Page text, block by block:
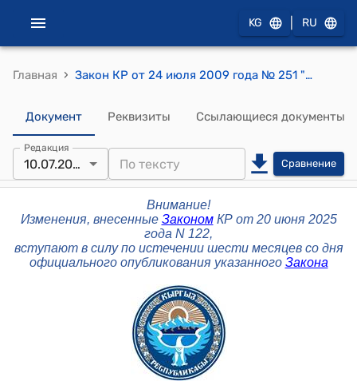
KG RU
Главная › Закон КР от 24 июля 2009 года № 251 "О рынке ценных бумаг"
Документ Реквизиты Ссылающиеся документы
Редакция
10.07.2025 Сравнение